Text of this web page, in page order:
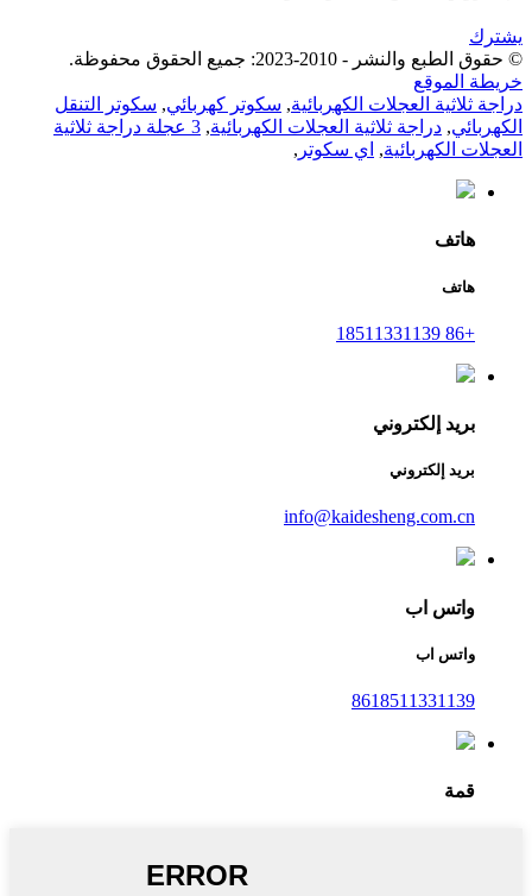
يشترك
© حقوق الطبع والنشر - 2010-2023: جميع الحقوق محفوظة.
خريطة الموقع
دراجة ثلاثية العجلات الكهربائية, سكوتر كهربائي, سكوتر التنقل
الكهربائي, دراجة ثلاثية العجلات الكهربائية,
3 عجلة دراجة ثلاثية
العجلات الكهربائية, اي سكوتر ,
هاتف
هاتف
+86 18511331139
بريد إلكتروني
بريد إلكتروني
info@kaidesheng.com.cn
واتس اب
واتس اب
8618511331139
قمة